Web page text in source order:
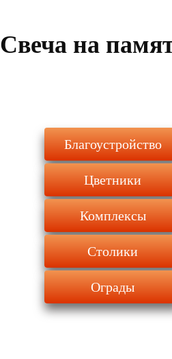
Свеча на
Благоустройство
Цветники
Комплексы
Столики
Ограды